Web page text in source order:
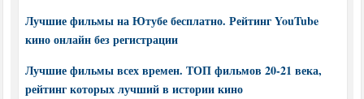
Лучшие фильмы на Ютубе бесплатно. Рейтинг YouTube
кино онлайн без регистрации
Лучшие фильмы всех времен. ТОП фильмов 20-21 века,
рейтинг которых лучший в истории кино